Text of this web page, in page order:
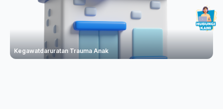
Kegawatdaruratan Trauma Anak